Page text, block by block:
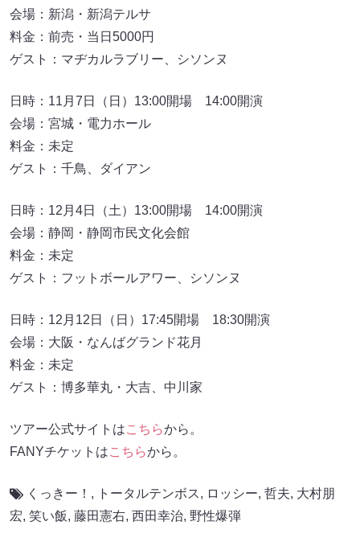
会場：新潟・新潟テルサ
料金：前売・当日5000円
ゲスト：マヂカルラブリー、シソンヌ
日時：11月7日（日）13:00開場 14:00開演
会場：宮城・電力ホール
料金：未定
ゲスト：千鳥、ダイアン
日時：12月4日（土）13:00開場 14:00開演
会場：静岡・静岡市民文化会館
料金：未定
ゲスト：フットボールアワー、シソンヌ
日時：12月12日（日）17:45開場 18:30開演
会場：大阪・なんばグランド花月
料金：未定
ゲスト：博多華丸・大吉、中川家
ツアー公式サイトはこちらから。
FANYチケットはこちらから。
くっきー！ , トータルテンボス, ロッシー, 哲夫, 大村朋
宏, 笑い飯, 藤田憲右, 西田幸治, 野性爆弾